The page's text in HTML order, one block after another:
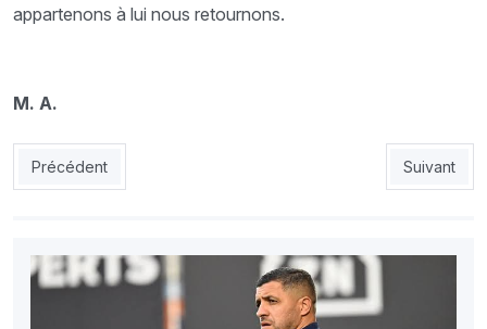
appartenons à lui nous retournons.
M. A.
Article précédent : Benatia «La CAF pouvait trouver un
Précédent Article
Suivant